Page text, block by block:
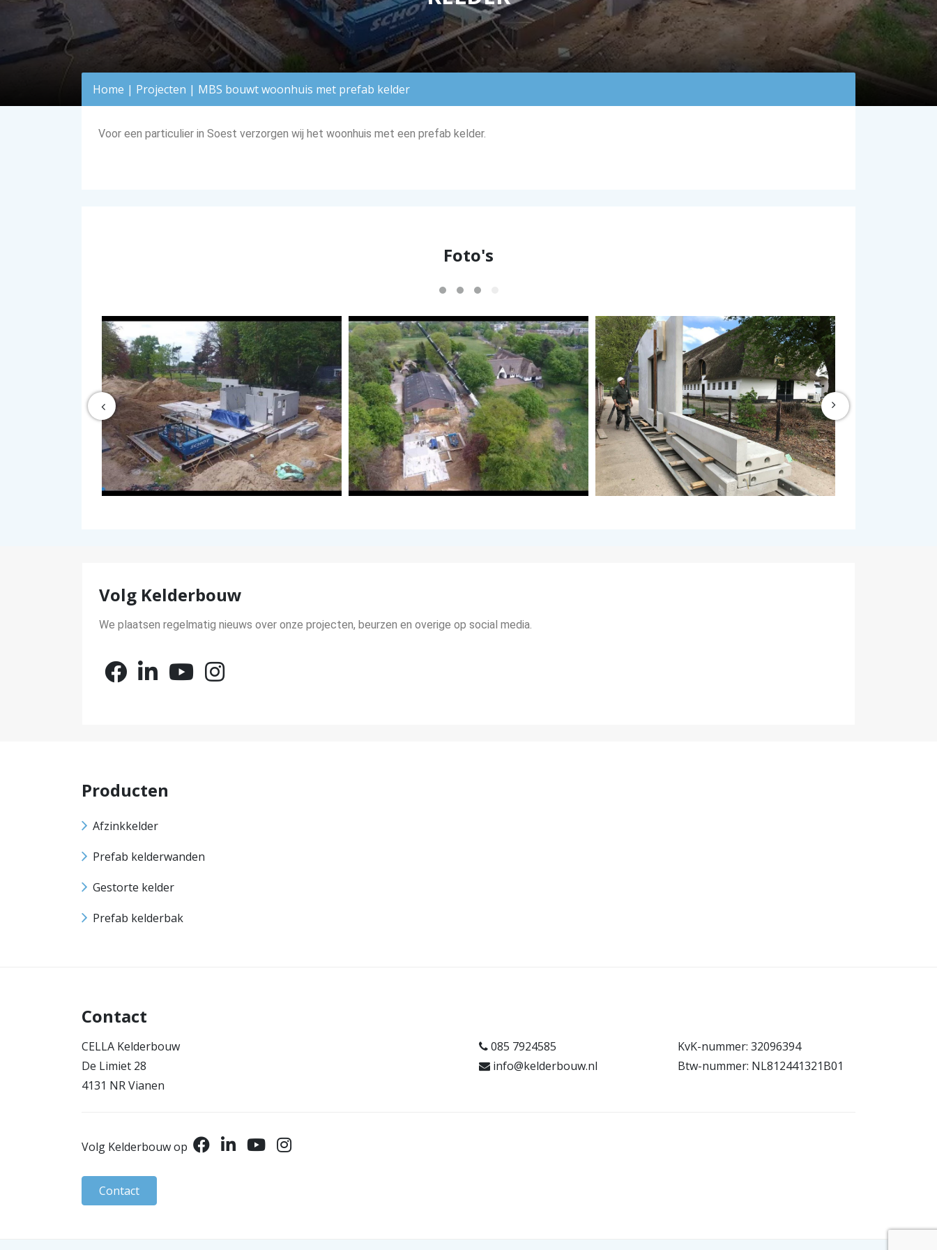
Home | Projecten | MBS bouwt woonhuis met prefab kelder
Voor een particulier in Soest verzorgen wij het woonhuis met een prefab kelder.
Foto's
Volg Kelderbouw
We plaatsen regelmatig nieuws over onze projecten, beurzen en overige op social media.
Producten
Afzinkkelder
Prefab kelderwanden
Gestorte kelder
Prefab kelderbak
Contact
CELLA Kelderbouw
De Limiet 28
4131 NR Vianen
085 7924585
info@kelderbouw.nl
KvK-nummer: 32096394
Btw-nummer: NL812441321B01
Volg Kelderbouw op
Contact